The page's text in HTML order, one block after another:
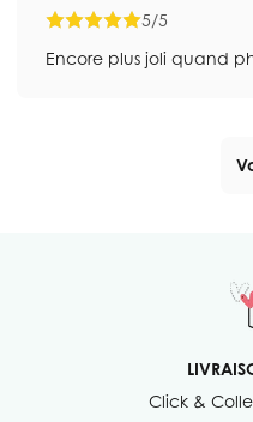
5/5
Encore plus joli quand
Click &